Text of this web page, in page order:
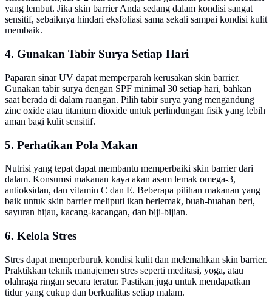
yang lembut. Jika skin barrier Anda sedang dalam kondisi sangat
sensitif, sebaiknya hindari eksfoliasi sama sekali sampai kondisi kulit
membaik.
4. Gunakan Tabir Surya Setiap Hari
Paparan sinar UV dapat memperparah kerusakan skin barrier.
Gunakan tabir surya dengan SPF minimal 30 setiap hari, bahkan
saat berada di dalam ruangan. Pilih tabir surya yang mengandung
zinc oxide atau titanium dioxide untuk perlindungan fisik yang lebih
aman bagi kulit sensitif.
5. Perhatikan Pola Makan
Nutrisi yang tepat dapat membantu memperbaiki skin barrier dari
dalam. Konsumsi makanan kaya akan asam lemak omega-3,
antioksidan, dan vitamin C dan E. Beberapa pilihan makanan yang
baik untuk skin barrier meliputi ikan berlemak, buah-buahan beri,
sayuran hijau, kacang-kacangan, dan biji-bijian.
6. Kelola Stres
Stres dapat memperburuk kondisi kulit dan melemahkan skin barrier.
Praktikkan teknik manajemen stres seperti meditasi, yoga, atau
olahraga ringan secara teratur. Pastikan juga untuk mendapatkan
tidur yang cukup dan berkualitas setiap malam.